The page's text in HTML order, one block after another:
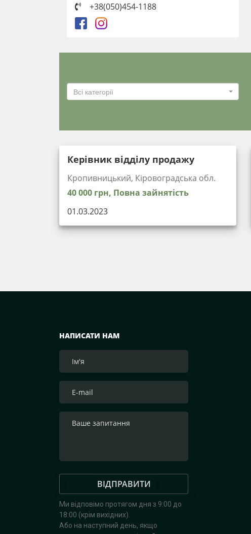
+38(050)454-1188
Всі категорії
Керівник відділу продажу
Кропивницький, Кіровоградська обл.
40 000 грн, Повна зайнятість
01.03.2023
НАПИСАТИ НАМ
ВІДПРАВИТИ
Ми відповімо протягом дня з 9:00 до
18:00 (крім вихідних).
Або на наступний день, якщо